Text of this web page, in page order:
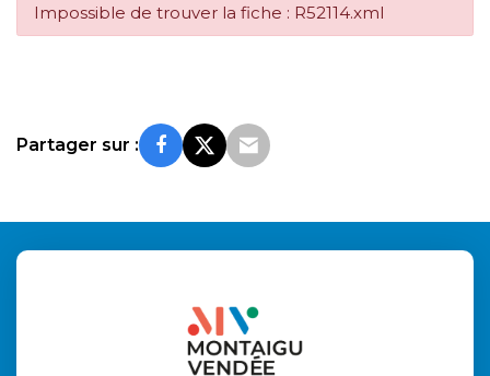
Impossible de trouver la fiche : R52114.xml
Partager sur :